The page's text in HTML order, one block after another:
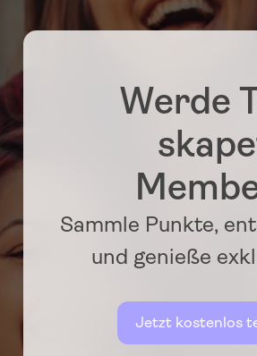
Werde
Sammle Punkte,
und genieße
Jetzt kostenlos